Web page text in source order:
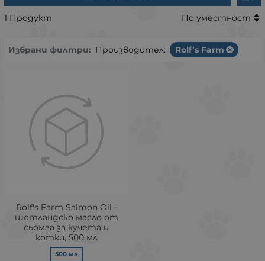
1 Продукт По уместност
Избрани филтри: Производител: Rolf’s Farm
Rolf's Farm Salmon Oil -
шотландско масло от
сьомга за кучета и
котки, 500 мл
500 мл